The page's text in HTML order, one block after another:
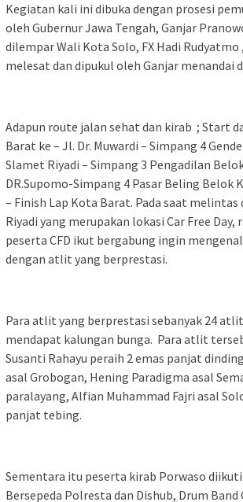
Kegiatan kali ini dibuka dengan prosesi
oleh Gubernur Jawa Tengah, Ganjar
dilempar Wali Kota Solo, FX Hadi Rudyatmo
melesat dan dipukul oleh Ganjar menandai
Adapun route jalan sehat dan kirab ; Start
Barat ke – Jl. Dr. Muwardi – Simpang 4
Slamet Riyadi – Simpang 3 Pengadilan
DR.Supomo-Simpang 4 Pasar Beling Belok
– Finish Lap Kota Barat. Pada saat melintas
Riyadi yang merupakan lokasi Car Free Day,
peserta CFD ikut bergabung ingin
dengan atlit yang berprestasi.
Para atlit yang berprestasi sebanyak 24
mendapat kalungan bunga. Para atlit
Susanti Rahayu peraih 2 emas panjat
asal Grobogan, Hening Paradigma asal
paralayang, Alfian Muhammad Fajri asal
panjat tebing.
Sementara itu peserta kirab Porwaso diikuti
Bersepeda Polresta dan Dishub, Drum